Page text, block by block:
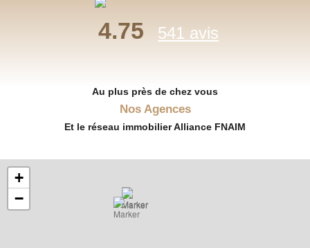
4.75 541 avis
Au plus près de chez vous
Nos Agences
Et le réseau immobilier Alliance FNAIM
+
−